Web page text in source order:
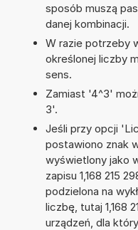
sposób muszą
danej kombinacji.
W razie potrzeby
określonej liczby
sens.
Zamiast '4^3'
3'.
Jeśli przy opcji
postawiono znak
wyświetlony jako
zapisu 1,168 215
podzielona na
liczbę, tutaj 1,168
urządzeń, dla